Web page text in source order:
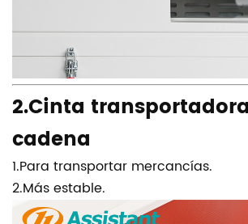
2.Cinta
cadena
1.Para transportar mercancías.
2.Más estable.